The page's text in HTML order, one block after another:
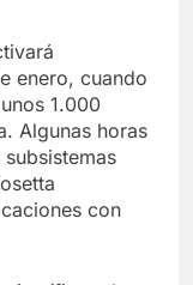
enero, cuando
1.000
Algunas horas
con